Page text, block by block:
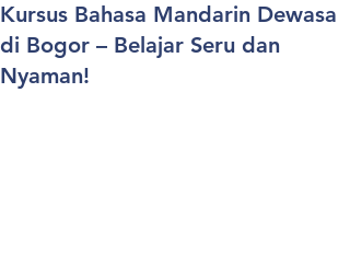
Kursus Bahasa Mandarin Dewasa
di Bogor – Belajar Seru dan
Nyaman!